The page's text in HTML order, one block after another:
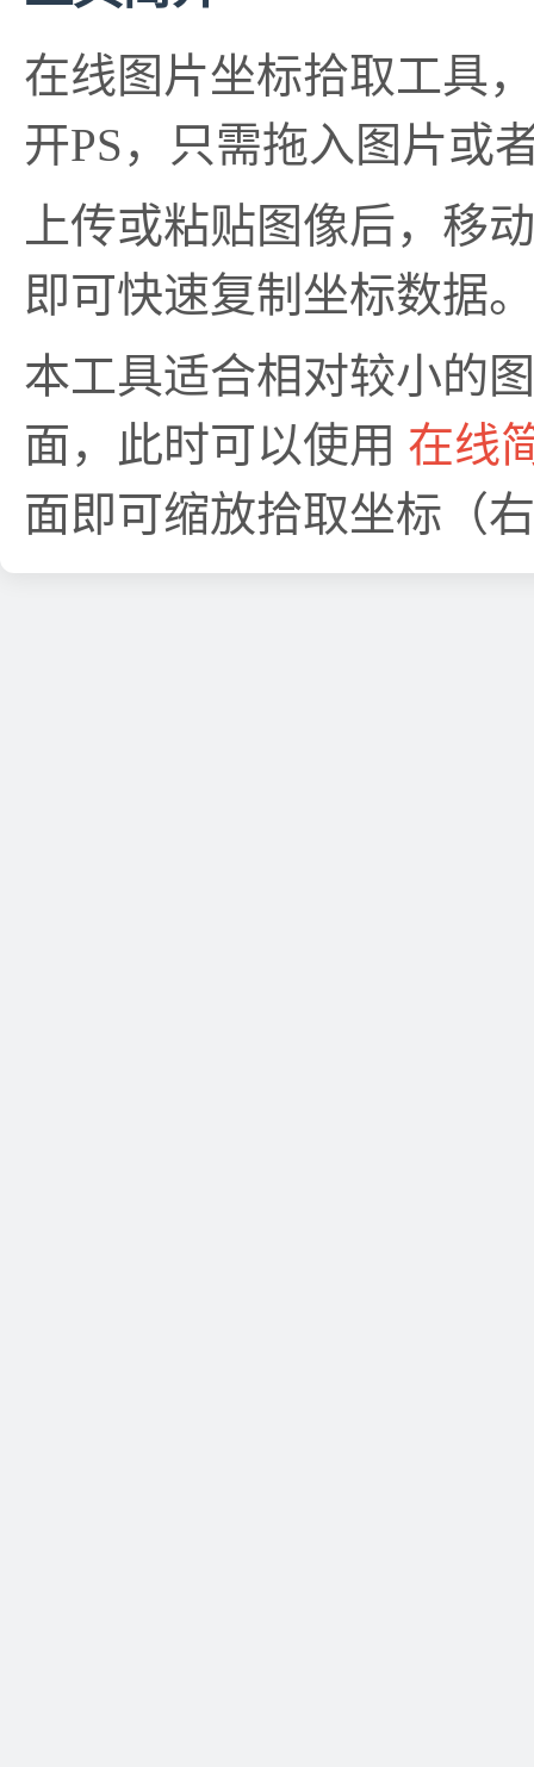
在线图片坐标拾取工具
开PS，只需拖入图片或
上传或粘贴图像后，移
即可快速复制坐标数据。
本工具适合相对较小的
面，此时可以使用 在线
面即可缩放拾取坐标（